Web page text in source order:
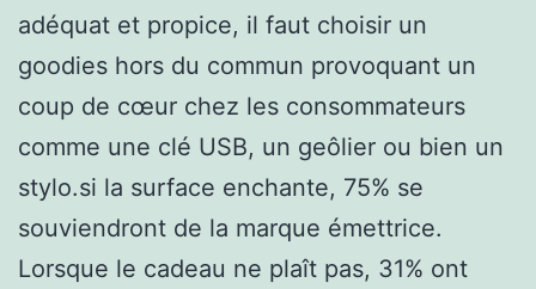
adéquat et propice, il faut choisir un
goodies hors du commun provoquant un
coup de cœur chez les consommateurs
comme une clé USB, un geôlier ou bien un
stylo.si la surface enchante, 75% se
souviendront de la marque émettrice.
Lorsque le cadeau ne plaît pas, 31% ont